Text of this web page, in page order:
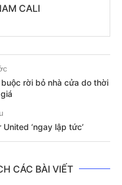
CALI
rời bỏ nhà cửa do thời
‘ngay lập tức’
CÁC BÀI VIẾT